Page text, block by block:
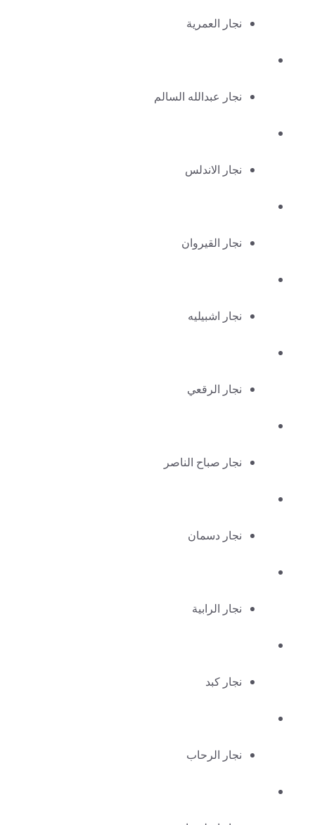
نجار العمرية
نجار عبدالله السالم
نجار الاندلس
نجار القيروان
نجار اشبيليه
نجار الرقعي
نجار صباح الناصر
نجار دسمان
نجار الرابية
نجار كبد
نجار الرحاب